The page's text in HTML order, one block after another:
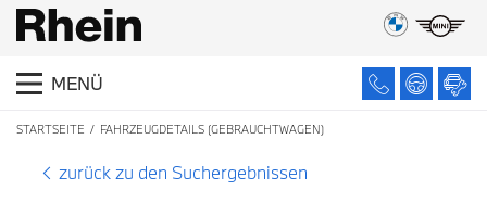
MENÜ
STARTSEITE FAHRZEUGDETAILS (GEBRAUCHTWAGEN)
zurück zu den Suchergebnissen